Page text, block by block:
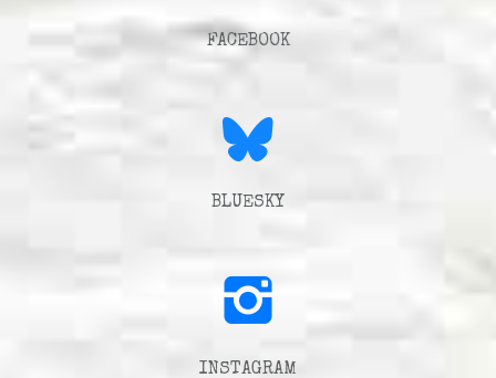
FACEBOOK
BLUESKY
INSTAGRAM